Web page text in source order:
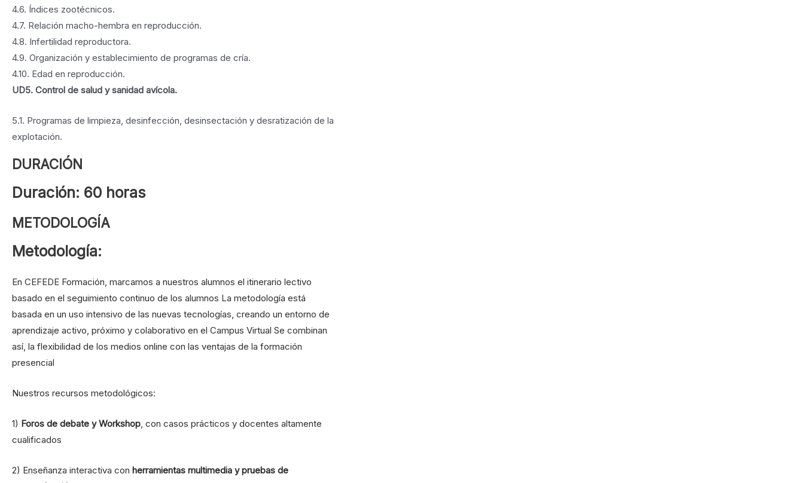
4.6. Índices zootécnicos.
4.7. Relación macho-hembra en reproducción.
4.8. Infertilidad reproductora.
4.9. Organización y establecimiento de programas de cría.
4.10. Edad en reproducción.
UD5. Control de salud y sanidad avícola.
5.1. Programas de limpieza, desinfección, desinsectación y desratización de la
explotación.
DURACIÓN
Duración: 60 horas
METODOLOGÍA
Metodología:
En CEFEDE Formación, marcamos a nuestros alumnos el itinerario lectivo
basado en el seguimiento continuo de los alumnos La metodología está
basada en un uso intensivo de las nuevas tecnologías, creando un entorno de
aprendizaje activo, próximo y colaborativo en el Campus Virtual Se combinan
así, la flexibilidad de los medios online con las ventajas de la formación
presencial
Nuestros recursos metodológicos:
1) Foros de debate y Workshop , con casos prácticos y docentes altamente
cualificados
2) Enseñanza interactiva con herramientas multimedia y pruebas de